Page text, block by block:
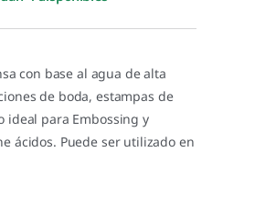
con base al agua de alta
de boda, estampas de
ideal para Embossing y
ácidos. Puede ser utilizado en